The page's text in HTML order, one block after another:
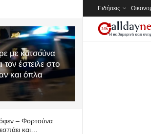
με κατσούνα
έστειλε στο
και όπλα
– Φορτούνα
και…
Ειδήσεις